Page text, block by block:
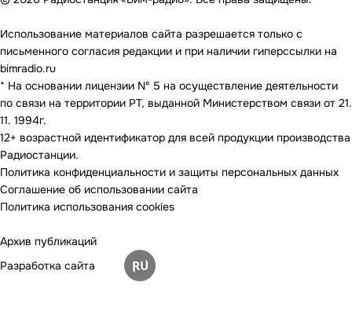
Использование материалов сайта разрешается только с
письменного согласия редакции и при наличии гиперссылки на
bimradio.ru
* На основании лицензии Nº 5 на осуществление деятельности
по связи на территории РТ, выданной Министерством связи от 21.
11. 1994г.
12+ возрастной идентификатор для всей продукции производства
Радиостанции.
Политика конфиденциальности и защиты персональных данных
Соглашение об использовании сайта
Политика использования cookies
Архив публикаций
Разработка сайта